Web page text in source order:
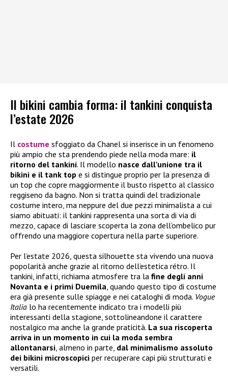
Il bikini cambia forma: il tankini conquista
l’estate 2026
Il costume sfoggiato da Chanel si inserisce in un fenomeno
più ampio che sta prendendo piede nella moda mare: il
ritorno del tankini. Il modello nasce dall’unione tra il
bikini e il tank top e si distingue proprio per la presenza di
un top che copre maggiormente il busto rispetto al classico
reggiseno da bagno. Non si tratta quindi del tradizionale
costume intero, ma neppure del due pezzi minimalista a cui
siamo abituati: il tankini rappresenta una sorta di via di
mezzo, capace di lasciare scoperta la zona dell’ombelico pur
offrendo una maggiore copertura nella parte superiore.
Per l’estate 2026, questa silhouette sta vivendo una nuova
popolarità anche grazie al ritorno dell’estetica rétro. Il
tankini, infatti, richiama atmosfere tra la fine degli anni
Novanta e i primi Duemila, quando questo tipo di costume
era già presente sulle spiagge e nei cataloghi di moda. Vogue
Italia lo ha recentemente indicato tra i modelli più
interessanti della stagione, sottolineandone il carattere
nostalgico ma anche la grande praticità. La sua riscoperta
arriva in un momento in cui la moda sembra
allontanarsi, almeno in parte, dal minimalismo assoluto
dei bikini microscopici per recuperare capi più strutturati e
versatili.